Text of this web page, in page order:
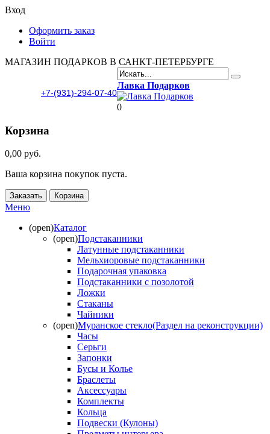
Вход
Оформить заказ
Войти
МАГАЗИН ПОДАРКОВ В САНКТ-ПЕТЕРБУРГЕ
+7-(931)-294-07-40
Лавка Подарков
0
Корзина
0,00 руб.
Ваша корзина покупок пуста.
Заказать Корзина
Меню
(open)Каталог
(open)Подстаканники
Латунные подстаканники
Мельхиоровые подстаканники
Подарочная упаковка
Подстаканники с позолотой
Ложки
Стаканы
Чайники
(open)Муранское стекло(Раздел на реконструкции)
Часы
Серьги
Запонки
Бусы и Колье
Браслеты
Аксессуары
Комплекты
Кольца
Подвески (Кулоны)